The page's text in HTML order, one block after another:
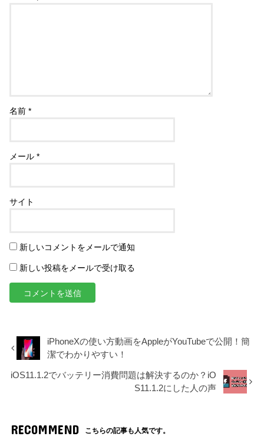
名前*
メール*
サイト
新しいコメントをメールで通知
新しい投稿をメールで受け取る
iPhoneXの使い方動画をAppleがYouTubeで公開！簡
潔でわかりやすい！
iOS11.1.2でバッテリー消費問題は解決するのか？iO
S11.1.2にした人の声
RECOMMEND こちらの記事も人気です。